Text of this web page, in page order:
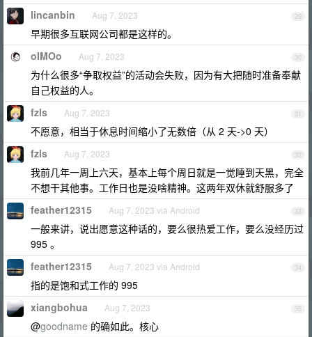
29
lincanbin Aug 7, 2023
早期很多互联网公司都是这样的。
30
oIMOo Aug 7, 2023
为什么很多“争取权益”的活动会失败，因为有大把随时准备奉献
自己权益的人。
31
fzls Aug 7, 2023
不愿意，相当于休息时间缩小了无数倍（从 2 天->0 天）
32
fzls Aug 7, 2023
我前几年一周上六天，基本上每个周日就是一觉睡到天黑，完全
不想干其他事。工作日也是没啥精神。这两年双休就舒服多了
33
feather12315 Aug 7, 2023 via Android
一般来讲，说出愿意这种话的，要么很热爱工作，要么没经历过
995 。
34
feather12315 Aug 7, 2023 via Android
指的是饱和式工作的 995
35
xiangbohua Aug 7, 2023
@goodname 的确如此。核心